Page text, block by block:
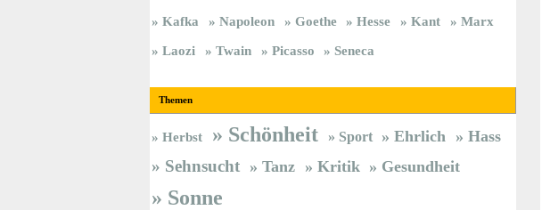
Kafka
Napoleon Goethe Hesse Kant
Marx
Laozi
Twain Picasso Seneca
Themen
Herbst Schönheit Sport Ehrlich Hass
Sehnsucht Tanz Kritik Gesundheit
Sonne